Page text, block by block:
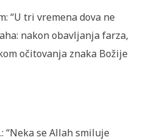
“U tri vremena dova ne
nakon obavljanja farza,
očitovanja znaka Božije
“Neka se Allah smiluje